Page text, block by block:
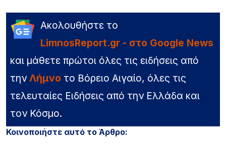
Ακολουθήστε το
LimnosReport.gr - στο Google News
και μάθετε πρώτοι όλες τις ειδήσεις από
την Λήμνο το Βόρειο Αιγαίο, όλες τις
τελευταίες Ειδήσεις από την Ελλάδα και
τον Κόσμο.
Κοινοποιήστε αυτό το Άρθρο: